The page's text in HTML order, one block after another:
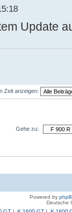
Update
Zeit anzeigen:
Gehe zu:
Powered by
Deutsche